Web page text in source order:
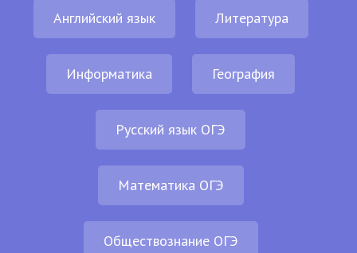
Английский язык Литература
Информатика География
Русский язык ОГЭ
Математика ОГЭ
Обществознание ОГЭ